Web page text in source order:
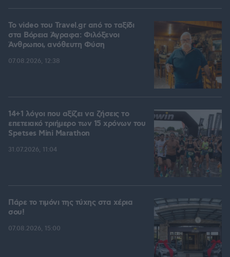
To video του Travel.gr από το ταξίδι
στα Βόρεια Άγραφα: Φιλόξενοι
Άνθρωποι, ανόθευτη Φύση
07.08.2026, 12:38
14+1 λόγοι που αξίζει να ζήσεις το
επετειακό τριήμερο των 15 χρόνων του
Spetses Mini Marathon
31.07.2026, 11:04
Πάρε το τιμόνι της τύχης στα χέρια
σου!
07.08.2026, 15:00